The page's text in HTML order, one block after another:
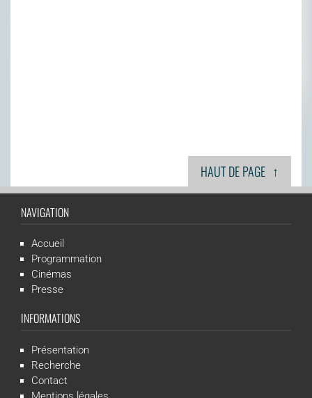
HAUT DE PAGE ↑
NAVIGATION
Accueil
Programmation
Cinémas
Presse
INFORMATIONS
Présentation
Recherche
Contact